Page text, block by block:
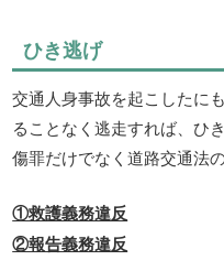
ひき逃げ
交通人身事故を起こしたに
ることなく逃走すれば、ひ
傷罪だけでなく道路交通法
①救護義務違反
②報告義務違反